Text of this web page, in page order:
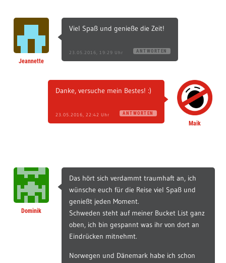
Jeannette
Viel Spaß und genieße die Zeit!
23.05.2016, 19:29 Uhr ANTWORTEN
Maik
Danke, versuche mein Bestes! :)
23.05.2016, 22:42 Uhr ANTWORTEN
Dominik
Das hört sich verdammt traumhaft an, ich
wünsche euch für die Reise viel Spaß und
genießt jeden Moment.
Schweden steht auf meiner Bucket List ganz
oben, ich bin gespannt was ihr von dort an
Eindrücken mitnehmt.
Norwegen und Dänemark habe ich schon